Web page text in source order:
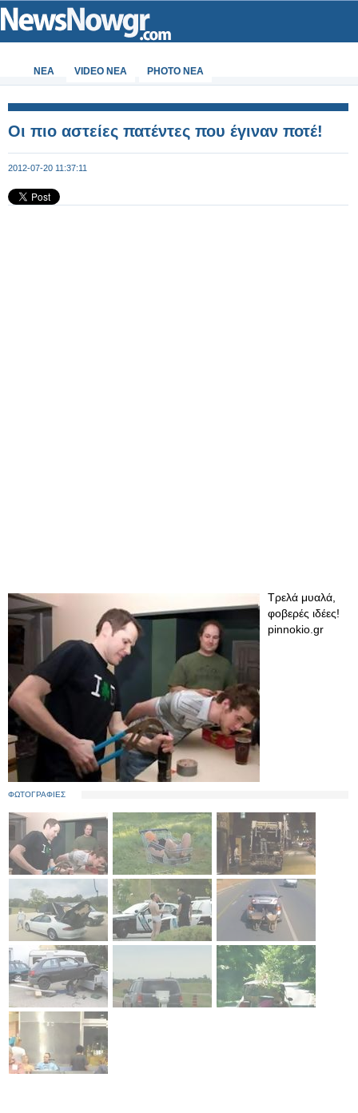
ΝΕΑ VIDEO NEA PHOTO NEA
Oι πιο αστείες πατέντες που έγιναν ποτέ!
2012-07-20 11:37:11
Τρελά μυαλά,
φοβερές ιδέες!
pinnokio.gr
ΦΩΤΟΓΡΑΦΙΕΣ